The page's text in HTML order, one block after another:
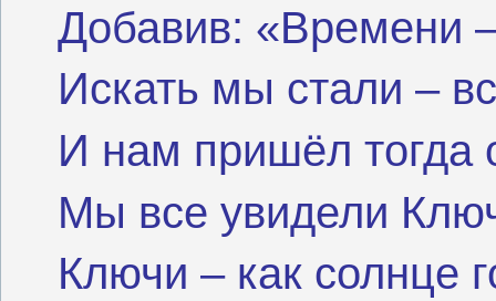
Добавив: «Времени
Искать мы стали –
И нам пришёл тогда
Мы все увидели
Ключи – как солнце